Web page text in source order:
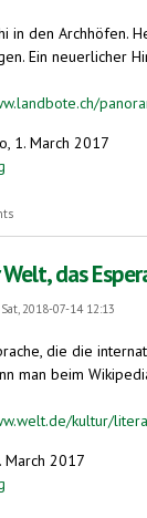
in den
Ein neuerlicher
1. March 2017
das
2018-07-14 12:13
die die
man beim
kultur/
March 2017